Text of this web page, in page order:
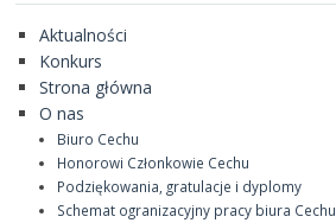
Aktualności
Konkurs
Strona główna
O nas
Biuro Cechu
Honorowi Członkowie Cechu
Podziękowania, gratulacje i dyplomy
Schemat ogranizacyjny pracy biura Cechu